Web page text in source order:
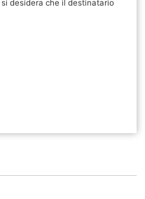
desidera che il destinatario